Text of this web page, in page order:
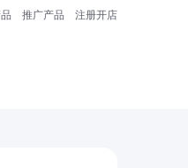
推广产品 注册开店